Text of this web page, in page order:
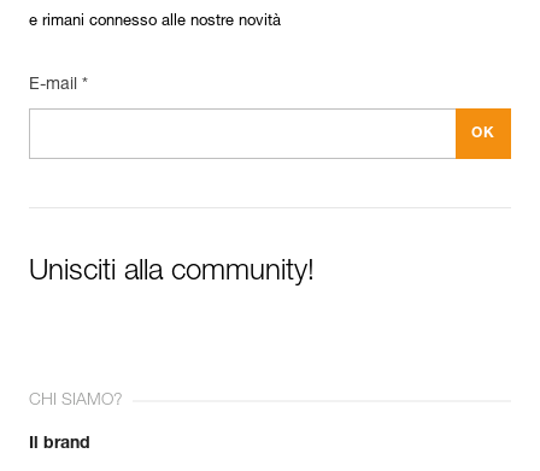
e rimani connesso alle nostre novità
E-mail *
Unisciti alla community!
CHI SIAMO?
Il brand